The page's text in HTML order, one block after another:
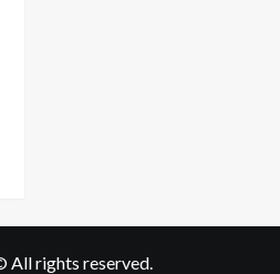
All rights reserved.